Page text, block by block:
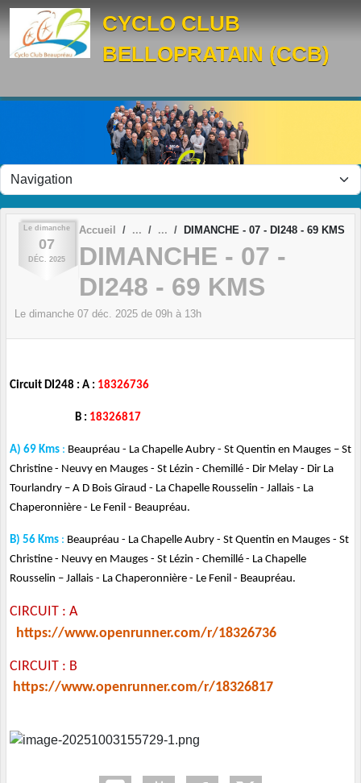
CYCLO CLUB
BELLOPRATAIN (CCB)
Le dimanche
07
DÉC. 2025
Accueil DIMANCHE - 07 - DI248 - 69 KMS
DIMANCHE - 07 -
DI248 - 69 KMS
Le dimanche 07 déc. 2025 de 09h à 13h
Circuit DI248 : A : 18326736
B : 18326817
A) 69 Kms : Beaupréau - La Chapelle Aubry - St Quentin en Mauges – St
Christine - Neuvy en Mauges - St Lézin - Chemillé - Dir Melay - Dir La
Tourlandry – A D Bois Giraud - La Chapelle Rousselin - Jallais - La
Chaperonnière - Le Fenil - Beaupréau.
B) 56 Kms : Beaupréau - La Chapelle Aubry - St Quentin en Mauges - St
Christine - Neuvy en Mauges - St Lézin - Chemillé - La Chapelle
Rousselin – Jallais - La Chaperonnière - Le Fenil - Beaupréau.
CIRCUIT : A
https://www.openrunner.com/r/18326736
CIRCUIT : B
https://www.openrunner.com/r/18326817
Panneau de gestion des cookies